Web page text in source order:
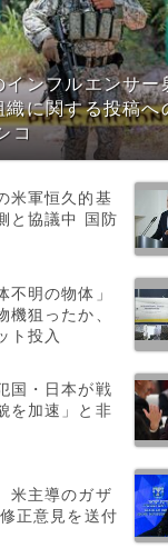
インフルエンサー
織に関する投稿へ
コ
米軍恒久的基
と協議中 国防
不明の物体」
機狙ったか、
ト投入
国・日本が戦
を加速」と非
米主導のガザ
正意見を送付